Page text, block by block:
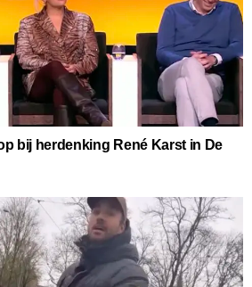
bij herdenking René Karst in De